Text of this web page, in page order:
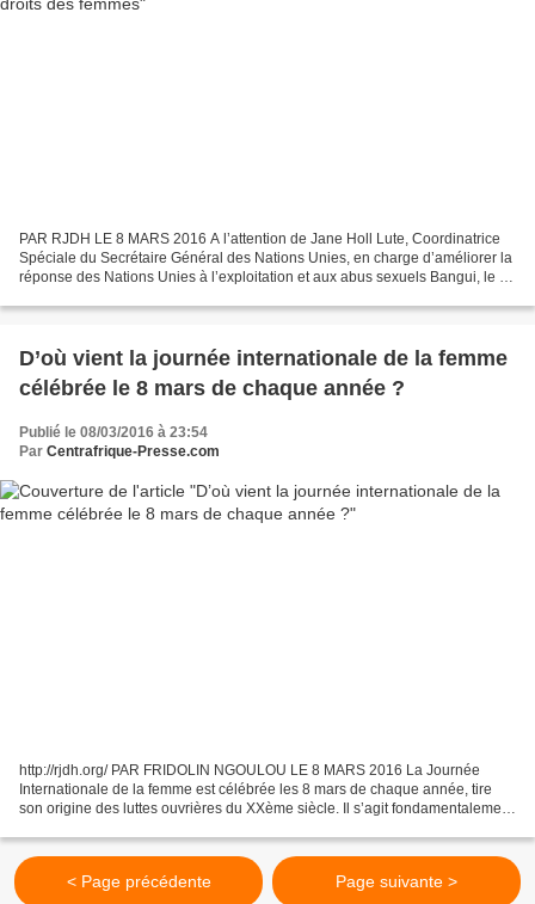
PAR RJDH LE 8 MARS 2016 A l’attention de Jane Holl Lute, Coordinatrice
Spéciale du Secrétaire Général des Nations Unies, en charge d’améliorer la
réponse des Nations Unies à l’exploitation et aux abus sexuels Bangui, le 8
D’où vient la journée internationale de la femme
célébrée le 8 mars de chaque année ?
Publié le 08/03/2016 à 23:54
Par Centrafrique-Presse.com
http://rjdh.org/ PAR FRIDOLIN NGOULOU LE 8 MARS 2016 La Journée
Internationale de la femme est célébrée les 8 mars de chaque année, tire
son origine des luttes ouvrières du XXème siècle. Il s’agit fondamentalement
< Page précédente Page suivante >